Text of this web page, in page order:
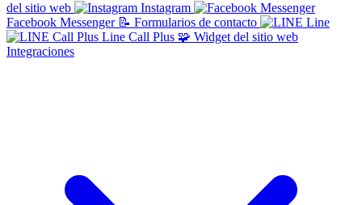
del sitio web
Instagram
Facebook Messenger 📝 Formularios de contacto
Line
Line Call Plus 🧩 Widget del sitio web
Integraciones